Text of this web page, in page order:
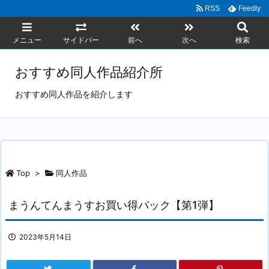
メニュー サイドバー 前へ 次へ 検索
RSS Feedly
おすすめ同人作品紹介所
おすすめ同人作品を紹介します
Top > 同人作品
まうんてんまうすお買い得パック【第1弾】
2023年5月14日